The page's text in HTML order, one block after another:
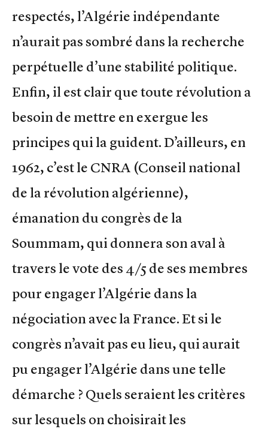
respectés, l’Algérie indépendante
n’aurait pas sombré dans la recherche
perpétuelle d’une stabilité politique.
Enfin, il est clair que toute révolution a
besoin de mettre en exergue les
principes qui la guident. D’ailleurs, en
1962, c’est le CNRA (Conseil national
de la révolution algérienne),
émanation du congrès de la
Soummam, qui donnera son aval à
travers le vote des 4/5 de ses membres
pour engager l’Algérie dans la
négociation avec la France. Et si le
congrès n’avait pas eu lieu, qui aurait
pu engager l’Algérie dans une telle
démarche ? Quels seraient les critères
sur lesquels on choisirait les